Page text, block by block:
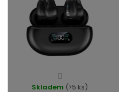
Průměrné
hodnocení
Skladem (>5 ks)